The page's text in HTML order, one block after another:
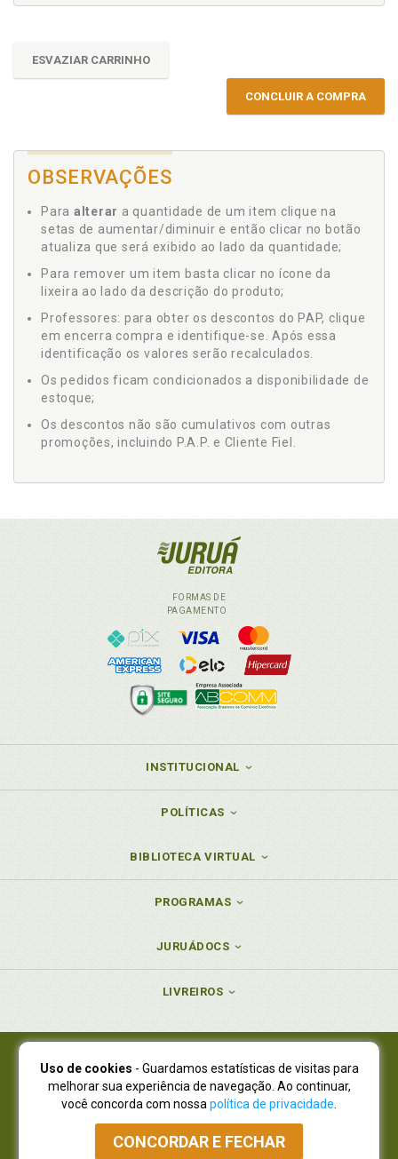
ESVAZIAR CARRINHO
CONCLUIR A COMPRA
OBSERVAÇÕES
Para alterar a quantidade de um item clique na
setas de aumentar/diminuir e então clicar no botão
atualiza que será exibido ao lado da quantidade;
Para remover um item basta clicar no ícone da
lixeira ao lado da descrição do produto;
Professores: para obter os descontos do PAP, clique
em encerra compra e identifique-se. Após essa
identificação os valores serão recalculados.
Os pedidos ficam condicionados a disponibilidade de
estoque;
Os descontos não são cumulativos com outras
promoções, incluindo P.A.P. e Cliente Fiel.
FORMAS DE
PAGAMENTO
INSTITUCIONAL
POLÍTICAS
BIBLIOTECA VIRTUAL
PROGRAMAS
JURUÁDOCS
LIVREIROS
Juruá Editora Ltda., CNPJ 77.535.508/0001-19
Juruá Informática Ltda., CNPJ 01.701.561/0001-80
NOVO ENDEREÇO:R. Flávio Dallegrave, 7665, São Lourenço |
Curitiba - Paraná - CEP 82210-310
Atendimento: (41) 4009-3900|Vendas Atacado: (41) 4009-3939
Uso de cookies - Guardamos estatísticas de visitas para
melhorar sua experiência de navegação. Ao continuar,
você concorda com nossa política de privacidade
CONCORDAR E FECHAR